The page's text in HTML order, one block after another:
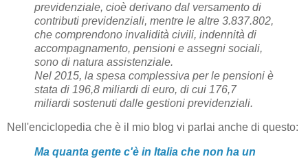
previdenziale, cioè derivano dal versamento di
contributi previdenziali, mentre le altre 3.837.802,
che comprendono invalidità civili, indennità di
accompagnamento, pensioni e assegni sociali,
sono di natura assistenziale.
Nel 2015, la spesa complessiva per le pensioni è
stata di 196,8 miliardi di euro, di cui 176,7
miliardi sostenuti dalle gestioni previdenziali.
Nell'enciclopedia che è il mio blog vi parlai anche di questo:
Ma quanta gente c'è in Italia che non ha un